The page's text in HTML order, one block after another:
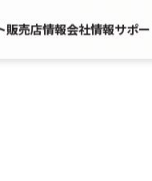
販売店情報会社情報サポ